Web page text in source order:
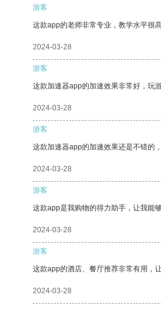
游客
这款app的老师非常专业，教学水平很
2024-03-28
游客
这款加速器app的加速效果非常好，玩
2024-03-28
游客
这款加速器app的加速效果还是不错的
2024-03-28
游客
这款app是我购物的得力助手，让我能
2024-03-28
游客
这款app的酒店、餐厅推荐非常有用，
2024-03-28